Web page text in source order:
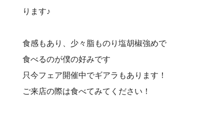
ります♪
食感もあり、少々脂ものり塩胡椒強めで
食べるのが僕の好みです
只今フェア開催中でギアラもあります！
ご来店の際は食べてみてください！